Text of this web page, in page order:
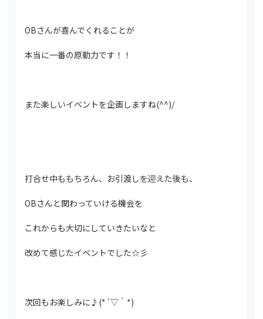
OBさんが喜んでくれることが
本当に一番の原動力です！！
また楽しいイベントを企画しますね(^^)/
打合せ中ももちろん、お引渡しを迎えた後も、
OBさんと関わっていける機会を
これからも大切にしていきたいなと
改めて感じたイベントでした☆彡
次回もお楽しみに♪(*´▽｀*)